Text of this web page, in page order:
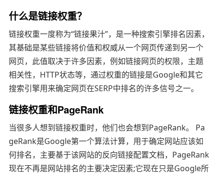
什么是链接权重？
链接权重一度称为“链接果汁”，是一种搜索引擎排名因素，
其基础是某些链接将价值和权威从一个网页传递到另一个
网页，此值取决于许多因素，例如链接网页的权限，主题
相关性，HTTP状态等，通过权重的链接是Google和其它
搜索引擎用来确定网页在SERP中排名的许多信号之一。
链接权重和PageRank
当很多人想到链接权重时，他们也会想到PageRank。 Pa
geRank是Google第一个算法计算，用于确定网站应该如
何排名，主要基于该网站的反向链接配置文档，PageRank
现在不再是网站排名的主要决定因素;它现在只是Google所